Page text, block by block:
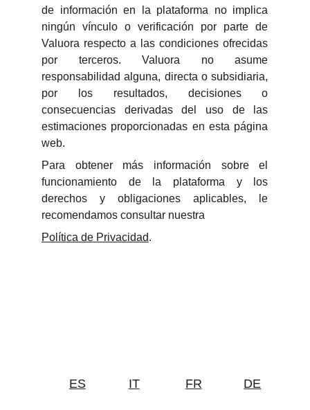
de información en la plataforma no implica
ningún vínculo o verificación por parte de
Valuora respecto a las condiciones ofrecidas
por terceros. Valuora no asume
responsabilidad alguna, directa o subsidiaria,
por los resultados, decisiones o
consecuencias derivadas del uso de las
estimaciones proporcionadas en esta página
web.
Para obtener más información sobre el
funcionamiento de la plataforma y los
derechos y obligaciones aplicables, le
recomendamos consultar nuestra
Política de Privacidad.
ES IT FR DE